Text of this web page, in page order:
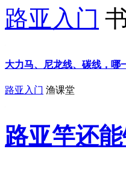
路亚入门
大力马、尼龙线、碳线，哪
路亚入门 渔课堂
路亚竿还